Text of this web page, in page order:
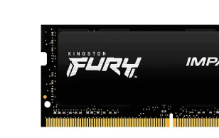
Create an account